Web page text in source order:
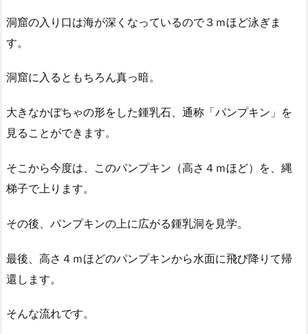
洞窟の入り口は海が深くなっているので３ｍほど泳ぎま
す。
洞窟に入るともちろん真っ暗。
大きなかぼちゃの形をした鍾乳石、通称「パンプキン」を
見ることができます。
そこから今度は、このパンプキン（高さ４ｍほど）を、縄
梯子で上ります。
その後、パンプキンの上に広がる鍾乳洞を見学。
最後、高さ４ｍほどのパンプキンから水面に飛び降りて帰
還します。
そんな流れです。